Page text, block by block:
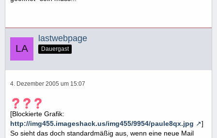
lastwebpage
Dauergast
4. Dezember 2005 um 15:07
[Blockierte Grafik:
http://img455.imageshack.us/img455/9954/paule8qx.jpg
]
So sieht das doch standardmäßig aus, wenn eine neue Mail